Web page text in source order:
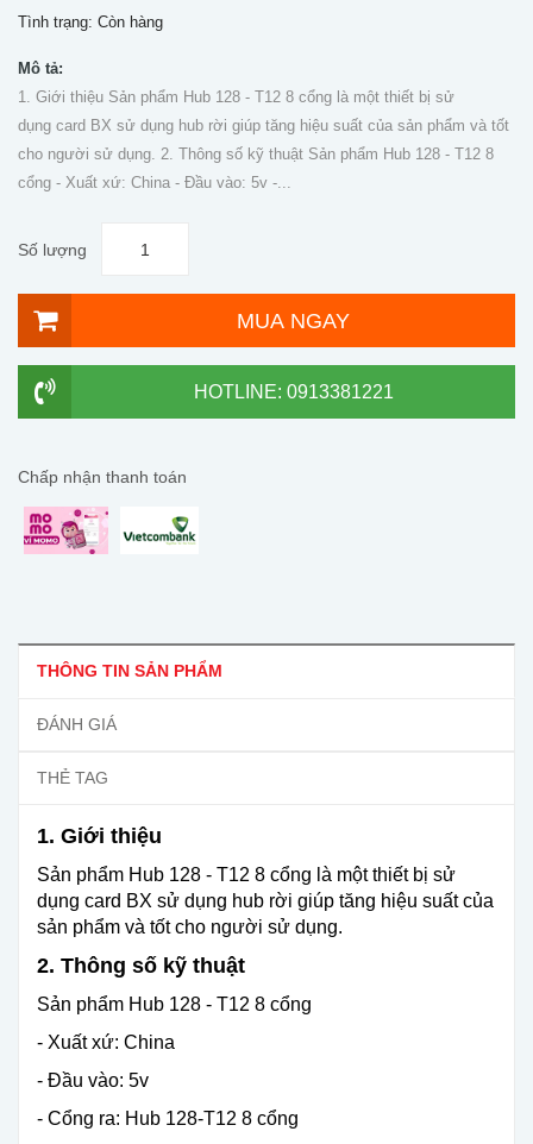
Tình trạng: Còn hàng
Mô tả:
1. Giới thiệu Sản phẩm Hub 128 - T12 8 cổng là một thiết bị sử
dụng card BX sử dụng hub rời giúp tăng hiệu suất của sản phẩm và tốt
cho người sử dụng. 2. Thông số kỹ thuật Sản phẩm Hub 128 - T12 8
cổng - Xuất xứ: China - Đầu vào: 5v -...
Số lượng
MUA NGAY
HOTLINE: 0913381221
Chấp nhận thanh toán
THÔNG TIN SẢN PHẨM
ĐÁNH GIÁ
THẺ TAG
1. Giới thiệu
Sản phẩm Hub 128 - T12 8 cổng là một thiết bị sử
dụng card BX sử dụng hub rời giúp tăng hiệu suất của
sản phẩm và tốt cho người sử dụng.
2. Thông số kỹ thuật
Sản phẩm Hub 128 - T12 8 cổng
- Xuất xứ: China
- Đầu vào: 5v
- Cổng ra: Hub 128-T12 8 cổng